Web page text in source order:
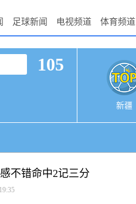
足球新闻 电视频道 体育频道
105
新疆
不错命中2记三分